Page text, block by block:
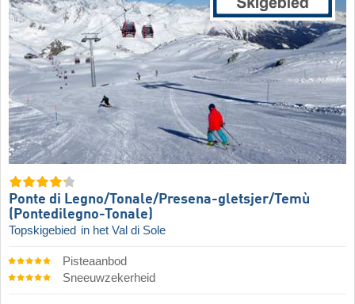
Ponte di Legno/​​Tonale/​​Presena-gletsjer/​​Temù
(Pontedilegno-Tonale)
Topskigebied in het Val di Sole
Pisteaanbod
Sneeuwzekerheid